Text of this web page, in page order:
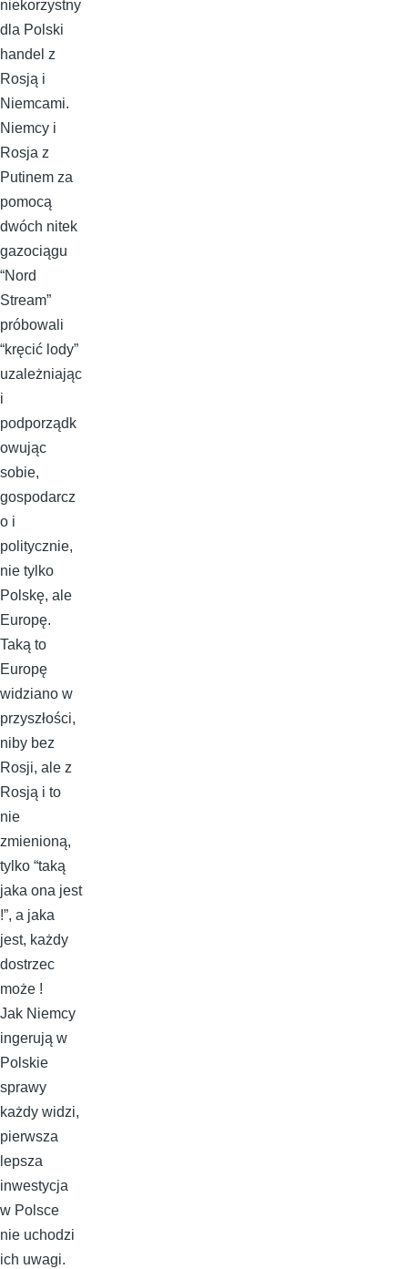
niekorzystny
dla Polski
handel z
Rosją i
Niemcami.
Niemcy i
Rosja z
Putinem za
pomocą
dwóch nitek
gazociągu
“Nord
Stream”
próbowali
“kręcić lody”
uzależniając
i
podporządk
owując
sobie,
gospodarcz
o i
politycznie,
nie tylko
Polskę, ale
Europę.
Taką to
Europę
widziano w
przyszłości,
niby bez
Rosji, ale z
Rosją i to
nie
zmienioną,
tylko “taką
jaka ona jest
!”, a jaka
jest, każdy
dostrzec
może !
Jak Niemcy
ingerują w
Polskie
sprawy
każdy widzi,
pierwsza
lepsza
inwestycja
w Polsce
nie uchodzi
ich uwagi.